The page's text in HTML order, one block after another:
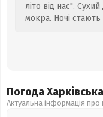
літо від нас".
мокра. Ночі
Погода Харківська
Актуальна інформація